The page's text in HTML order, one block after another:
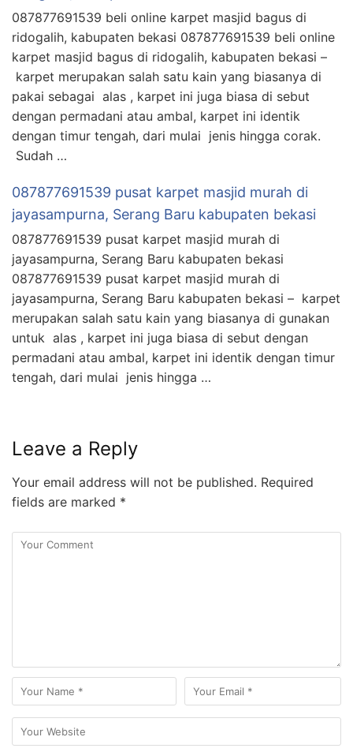
087877691539 beli online karpet masjid bagus di
ridogalih, kabupaten bekasi 087877691539 beli online
karpet masjid bagus di ridogalih, kabupaten bekasi –
karpet merupakan salah satu kain yang biasanya di
pakai sebagai alas , karpet ini juga biasa di sebut
dengan permadani atau ambal, karpet ini identik
dengan timur tengah, dari mulai jenis hingga corak.
Sudah …
087877691539 pusat karpet masjid murah di
jayasampurna, Serang Baru kabupaten bekasi
087877691539 pusat karpet masjid murah di
jayasampurna, Serang Baru kabupaten bekasi
087877691539 pusat karpet masjid murah di
jayasampurna, Serang Baru kabupaten bekasi – karpet
merupakan salah satu kain yang biasanya di gunakan
untuk alas , karpet ini juga biasa di sebut dengan
permadani atau ambal, karpet ini identik dengan timur
tengah, dari mulai jenis hingga …
Leave a Reply
Your email address will not be published. Required
fields are marked *